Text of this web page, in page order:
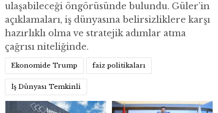
ulaşabileceği öngörüsünde bulundu. Güler’in
açıklamaları, iş dünyasına belirsizliklere karşı
hazırlıklı olma ve stratejik adımlar atma
çağrısı niteliğinde.
Ekonomide Trump faiz politikaları
İş Dünyası Temkinli